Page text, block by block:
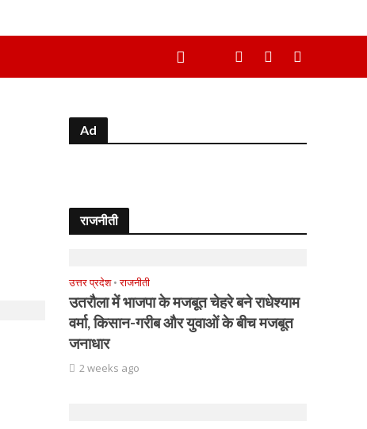
Ad
राजनीती
उत्तर प्रदेश • राजनीती
उतरौला में भाजपा के मजबूत चेहरे बने राधेश्याम
वर्मा, किसान-गरीब और युवाओं के बीच मजबूत
जनाधार
2 weeks ago